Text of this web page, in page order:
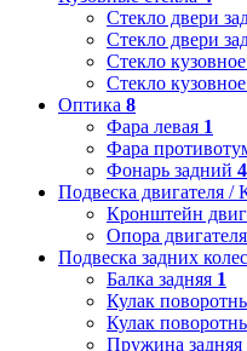
Стекло двери
Стекло двери
Стекло
Стекло
Оптика 8
Фара левая 1
Фара
Фонарь задний 4
Подвеска двигателя
Кронштейн
Опора двигателя
Подвеска задних колес
Балка задняя 1
Кулак
Кулак
Пружина задняя